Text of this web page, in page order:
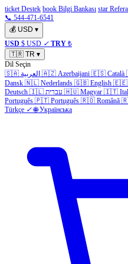
ticket Destek book Bilgi Bankası star
📞 544-471-6541
💰 USD ▾
USD $ USD ✓ TRY ₺
🇹🇷 TR ▾
Dil Seçin
🇸🇦 العربية 🇦🇿 Azerbaijani 🇪🇸 Català
Dansk 🇳🇱 Nederlands 🇬🇧 English 🇪🇪
Deutsch 🇮🇱 עברית 🇭🇺 Magyar 🇮🇹
Português 🇵🇹 Português 🇷🇴 Română
Türkçe ✓ 🌐 Українська